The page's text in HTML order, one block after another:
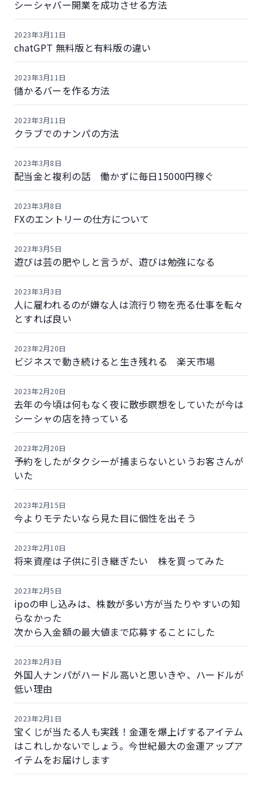
シーシャバー開業を成功させる方法
chatGPT 無料版と有料版の違い
2023年3月11日
儲かるバーを作る方法
2023年3月11日
クラブでのナンパの方法
2023年3月11日
配当金と複利の話 働かずに毎日15000円稼ぐ
2023年3月8日
FXのエントリーの仕方について
2023年3月8日
遊びは芸の肥やしと言うが、遊びは勉強になる
2023年3月5日
人に雇われるのが嫌な人は流行り物を売る仕事を転々
とすれば良い
2023年3月3日
ビジネスで動き続けると生き残れる 楽天市場
2023年2月20日
去年の今頃は何もなく夜に散歩瞑想をしていたが今は
シーシャの店を持っている
2023年2月20日
予約をしたがタクシーが捕まらないというお客さんが
いた
2023年2月20日
今よりモテたいなら見た目に個性を出そう
2023年2月15日
将来資産は子供に引き継ぎたい 株を買ってみた
2023年2月10日
ipoの申し込みは、株数が多い方が当たりやすいの知
らなかった
次から入金額の最大値まで応募することにした
2023年2月5日
外国人ナンパがハードル高いと思いきや、ハードルが
低い理由
2023年2月3日
宝くじが当たる人も実践！金運を爆上げするアイテム
はこれしかないでしょう。今世紀最大の金運アップア
イテムをお届けします
2023年2月1日